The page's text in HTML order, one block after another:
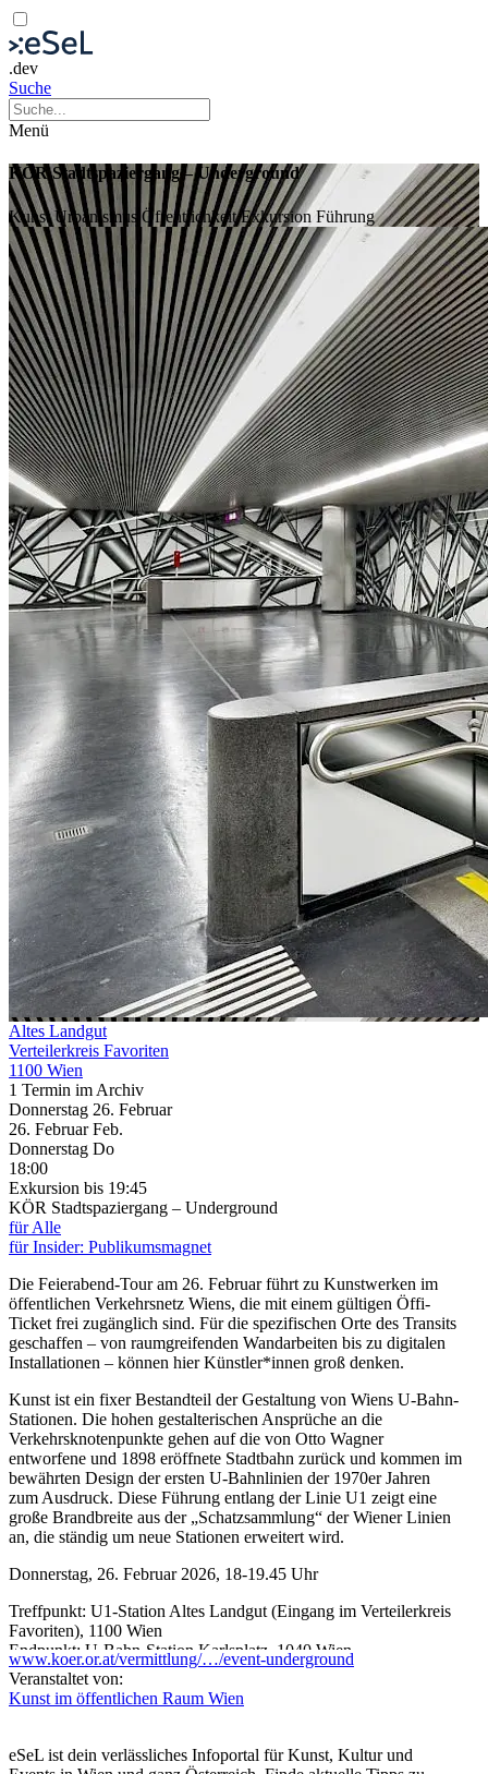
.dev
Suche
Menü
KÖR Stadtspaziergang – Underground
KunstUrbanismus ÖffentlichkeitExkursion Führung
Altes Landgut
Verteilerkreis Favoriten
1100 Wien
1 Termin im Archiv
Donnerstag 26. Februar
26. Februar Feb.
Donnerstag Do
18:00
Exkursion bis 19:45
KÖR Stadtspaziergang – Underground
für Alle
für Insider: Publikumsmagnet
Die Feierabend-Tour am 26. Februar führt zu Kunstwerken im
öffentlichen Verkehrsnetz Wiens, die mit einem gültigen Öffi-
Ticket frei zugänglich sind. Für die spezifischen Orte des Transits
geschaffen – von raumgreifenden Wandarbeiten bis zu digitalen
Installationen – können hier Künstler*innen groß denken.
Kunst ist ein fixer Bestandteil der Gestaltung von Wiens U-Bahn-
Stationen. Die hohen gestalterischen Ansprüche an die
Verkehrsknotenpunkte gehen auf die von Otto Wagner
entworfene und 1898 eröffnete Stadtbahn zurück und kommen im
bewährten Design der ersten U-Bahnlinien der 1970er Jahren
zum Ausdruck. Diese Führung entlang der Linie U1 zeigt eine
große Brandbreite aus der „Schatzsammlung“ der Wiener Linien
an, die ständig um neue Stationen erweitert wird.
Donnerstag, 26. Februar 2026, 18-19.45 Uhr
Treffpunkt: U1-Station Altes Landgut (Eingang im Verteilerkreis
Favoriten), 1100 Wien
Endpunkt: U-Bahn-Station Karlsplatz, 1040 Wien
Teilnahme: kostenlos mit gültigem Wiener Linien Ticket
Mindestteilnehmer*innenzahl: 6 Personen
sandra.voser@koer.wien
www.koer.or.at/vermittlung/…/event-underground
Veranstaltet von:
Kunst im öffentlichen Raum Wien
eSeL ist dein verlässliches Infoportal für Kunst, Kultur und